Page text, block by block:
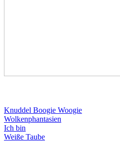
Knuddel Boogie Woogie
Wolkenphantasien
Ich bin
Weiße Taube